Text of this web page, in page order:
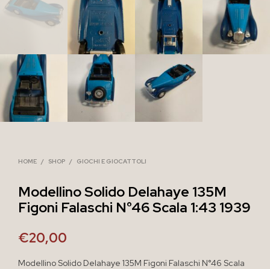
HOME / SHOP / GIOCHI E GIOCATTOLI
Modellino Solido Delahaye 135M
Figoni Falaschi N°46 Scala 1:43 1939
€20,00
Modellino Solido Delahaye 135M Figoni Falaschi N°46 Scala